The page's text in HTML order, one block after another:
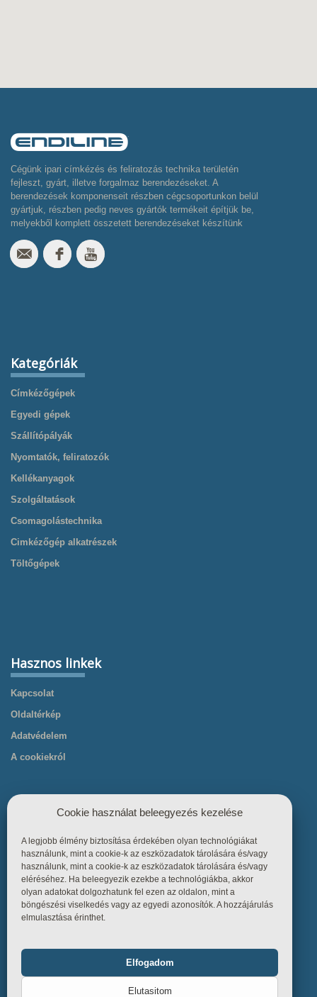
Cégünk ipari címkézés és feliratozás technika területén
fejleszt, gyárt, illetve forgalmaz berendezéseket. A
berendezések komponenseit részben cégcsoportunkon belül
gyártjuk, részben pedig neves gyártók termékeit építjük be,
melyekből komplett összetett berendezéseket készítünk
Kategóriák
Címkézőgépek
Egyedi gépek
Szállítópályák
Nyomtatók, feliratozók
Kellékanyagok
Szolgáltatások
Csomagolástechnika
Cimkézőgép alkatrészek
Töltőgépek
Hasznos linkek
Kapcsolat
Oldaltérkép
Adatvédelem
A cookiekról
Hasznos linkek
Főoldal
Termékek
Tudástár
Üzletszabályzat
Cookie használat beleegyezés kezelése
A legjobb élmény biztosítása érdekében olyan technológiákat
használunk, mint a cookie-k az eszközadatok tárolására és/vagy
használunk, mint a cookie-k az eszközadatok tárolására és/vagy
eléréséhez. Ha beleegyezik ezekbe a technológiákba, akkor
olyan adatokat dolgozhatunk fel ezen az oldalon, mint a
böngészési viselkedés vagy az egyedi azonosítók. A hozzájárulás
elmulasztása érinthet.
Elfogadom
Elutasitom